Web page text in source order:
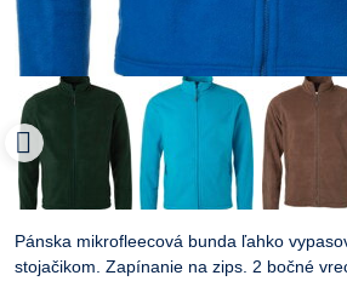
Pánska mikrofleecová bunda ľahko
stojačikom. Zapínanie na zips. 2 bočné